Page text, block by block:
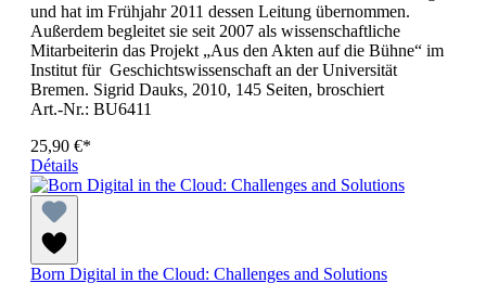
und hat im Frühjahr 2011 dessen Leitung übernommen.
Außerdem begleitet sie seit 2007 als wissenschaftliche
Mitarbeiterin das Projekt „Aus den Akten auf die Bühne“ im
Institut für Geschichtswissenschaft an der Universität
Bremen. Sigrid Dauks, 2010, 145 Seiten, broschiert
Art.-Nr.: BU6411
25,90 €*
Détails
Born Digital in the Cloud: Challenges and Solutions